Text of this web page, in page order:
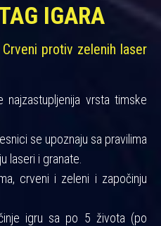
IGARA
protiv zelenih laser
vrsta timske
se upoznaju sa pravilima
laseri i granate.
crveni i zeleni i započinju
igru sa po 5 života (po